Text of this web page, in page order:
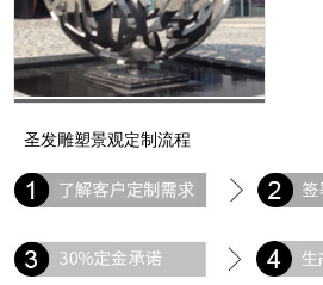
圣发雕塑景观定制流程